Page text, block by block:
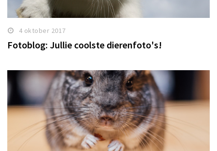
4 oktober 2017
Fotoblog: Jullie coolste dierenfoto's!